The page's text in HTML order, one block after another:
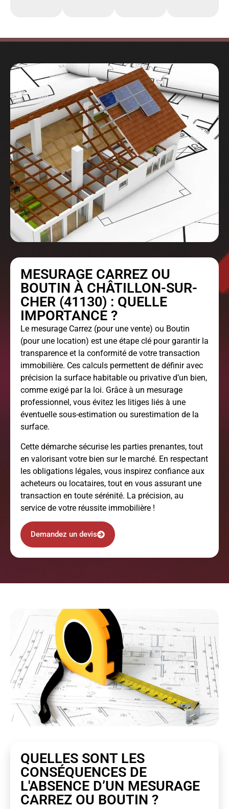
MESURAGE CARREZ OU
BOUTIN À CHÂTILLON-SUR-
CHER (41130) : QUELLE
IMPORTANCE ?
Le mesurage Carrez (pour une vente) ou Boutin
(pour une location) est une étape clé pour garantir la
transparence et la conformité de votre transaction
immobilière. Ces calculs permettent de définir avec
précision la surface habitable ou privative d’un bien,
comme exigé par la loi. Grâce à un mesurage
professionnel, vous évitez les litiges liés à une
éventuelle sous-estimation ou surestimation de la
surface.
Cette démarche sécurise les parties prenantes, tout
en valorisant votre bien sur le marché. En respectant
les obligations légales, vous inspirez confiance aux
acheteurs ou locataires, tout en vous assurant une
transaction en toute sérénité. La précision, au
service de votre réussite immobilière !
Demandez un devis
QUELLES SONT LES
CONSÉQUENCES DE
L'ABSENCE D’UN MESURAGE
CARREZ OU BOUTIN ?